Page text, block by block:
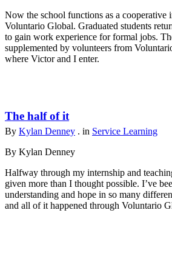
Now the school functions as a cooperative
Voluntario Global. Graduated students
to gain work experience for formal jobs.
supplemented by volunteers from
where Victor and I enter.
The half of it
By Kylan Denney . in Service Learning
By Kylan Denney
Halfway through my internship and
given more than I thought possible. I’ve
understanding and hope in so many
and all of it happened through Voluntario